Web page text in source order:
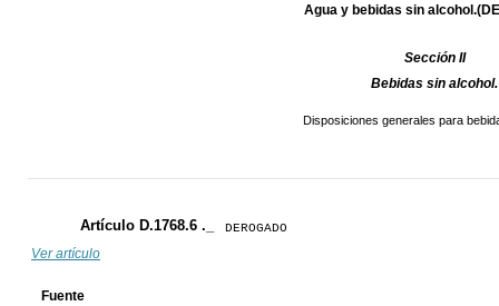
Agua y bebidas sin
Sección II
Bebidas sin alcohol.
Disposiciones generales para
Artículo D.1768.6 ._ DEROGADO
Ver artículo
Fuente